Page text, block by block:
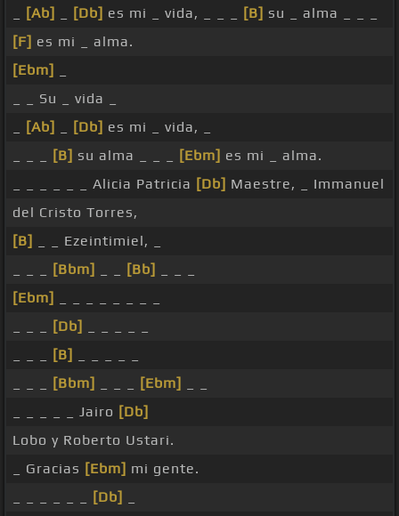
[Ab] [Db] es mi _ vida, _ _ _ [B] su _ alma _ _ _
[F] es mi _ alma.
[Ebm]
_ _ Su _ vida _
[Ab] [Db] es mi _ vida, _
[B] su alma _ _ _ [Ebm] es mi _ alma.
_ _ _ _ _ _ Alicia Patricia [Db] Maestre, _ Immanuel
del Cristo Torres,
[B]
_ _ Ezeintimiel, _
[Bbm] [Bb]
[Ebm]
[Db]
[B]
[Bbm] [Ebm]
_ _ _ _ _ Jairo [Db]
Lobo y Roberto Ustari.
_ Gracias [Ebm] mi gente.
[Db]